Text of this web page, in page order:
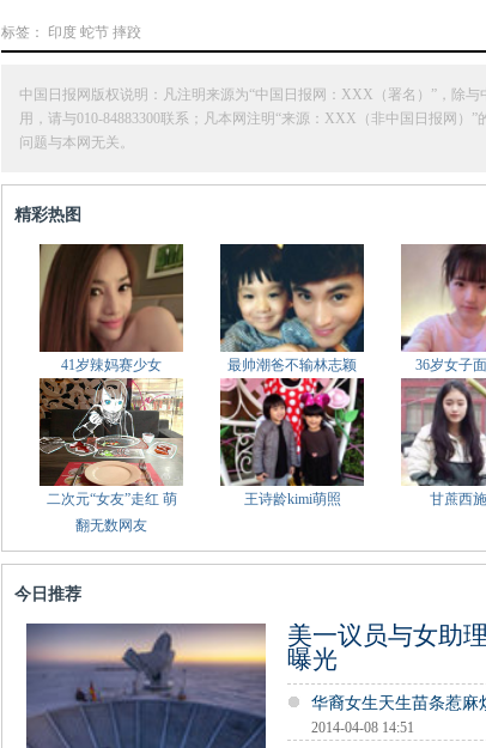
标签： 印度 蛇节 摔跤
中国日报网版权说明：凡注明来源为“中国日报网：XXX（署名）”，除
用，请与010-84883300联系；凡本网注明“来源：XXX（非中国日报网
问题与本网无关。
精彩热图
41岁辣妈赛少女 最帅潮爸不输林志颖 36岁女子
二次元“女友”走红 萌
翻无数网友
王诗龄kimi萌照 甘蔗西
今日推荐
美一议员与女助
曝光
华裔女生天生苗条惹麻
2014-04-08 14:51